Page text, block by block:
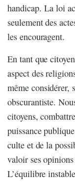
handicap. La loi
seulement des
les encouragent.
En tant que
aspect des
même considérer,
obscurantiste.
citoyens,
puissance
culte et de la
valoir ses
L’équilibre